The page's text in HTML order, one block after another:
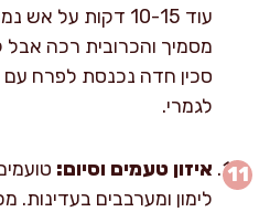
עוד 10-15 דקות
מסמיך והכרובית רכה
סכין חדה נכנסת לפרח
לגמרי.
איזון טעמים וסיום:
לימון ומערבבים